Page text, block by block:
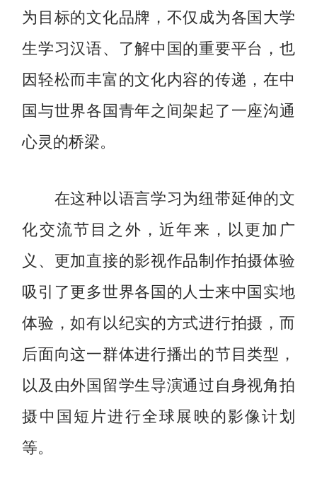
为目标的文化品牌，不仅成为各国大学
生学习汉语、了解中国的重要平台，也
因轻松而丰富的文化内容的传递，在中
国与世界各国青年之间架起了一座沟通
心灵的桥梁。
在这种以语言学习为纽带延伸的文
化交流节目之外，近年来，以更加广
义、更加直接的影视作品制作拍摄体验
吸引了更多世界各国的人士来中国实地
体验，如有以纪实的方式进行拍摄，而
后面向这一群体进行播出的节目类型，
以及由外国留学生导演通过自身视角拍
摄中国短片进行全球展映的影像计划
等。